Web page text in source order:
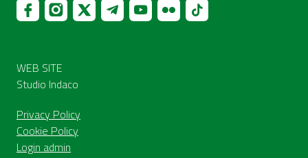
WEB SITE
Studio Indaco
Privacy Policy
Cookie Policy
Login admin